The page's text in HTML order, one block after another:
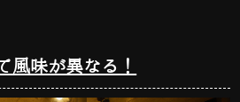
風味が異なる！